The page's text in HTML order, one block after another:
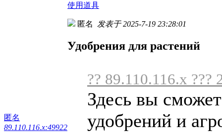
使用道具
匿名
89.110.116.x:49922
匿名 发表于 2025-7-19 23:28:01
Удобрения для растений
?? 89.110.116.x ???
Здесь вы
удобрений и